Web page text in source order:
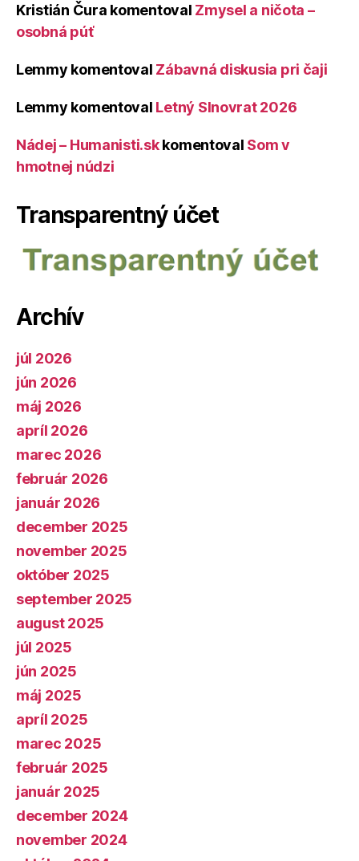
Kristián Čura komentoval Zmysel a ničota –
osobná púť
Lemmy komentoval Zábavná diskusia pri čaji
Lemmy komentoval Letný Slnovrat 2026
Nádej – Humanisti.skkomentoval Som v
hmotnej núdzi
Transparentný účet
Archív
júl 2026
jún 2026
máj 2026
apríl 2026
marec 2026
február 2026
január 2026
december 2025
november 2025
október 2025
september 2025
august 2025
júl 2025
jún 2025
máj 2025
apríl 2025
marec 2025
február 2025
január 2025
december 2024
november 2024